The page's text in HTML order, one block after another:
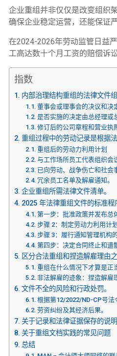
企业重组并非仅仅是改变组织
确保企业稳定运营，还能保证
在2024-2026年劳动监管日益
工高达数十个月工资的赔偿诉
指数
内部治理结构重组的法律文件组
董事会或理事会的决议和决
是否实施的决定由总经理或
修订后的公司章程和营业执
重组过程中的劳动记录是根据
重组后的劳动力利用计划
与工作场所员工代表组织会
已向劳动、战争伤亡和社会
冗余员工名单及解雇通知。
企业重组所需法律文件清单。
2025 年法律重组文件的标准程
第一步：批准政策并发布总
步骤 2：制定劳动力利用计
步骤 3：履行通知管理机构
第四步：决定合同终止和遣
区分合法重组和捏造解雇理由之
重组在什么情况下才算是正
非法解雇的迹象：捏造解雇
文件不全的风险和行政处罚。
根据第12/2022/ND-CP号法
劳资纠纷及其经济后果。
关于记录和法律证据保存的说明
关于重组文档实践的常见问题
总结